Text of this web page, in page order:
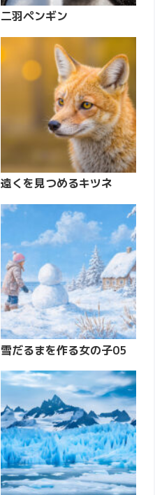
二羽ペンギン
遠くを見つめるキツネ
雪だるまを作る女の子05